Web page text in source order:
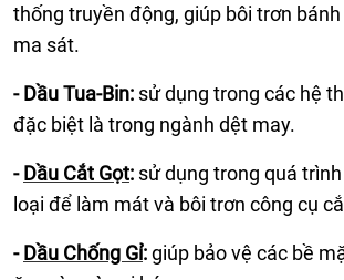
thống truyền động, giúp bôi trơn
ma sát.
-Dầu Tua-Bin: sử dụng trong các hệ
đặc biệt là trong ngành dệt may.
-Dầu Cắt Gọt: sử dụng trong quá
loại để làm mát và bôi trơn công cụ
-Dầu Chống Gỉ:giúp bảo vệ các bề